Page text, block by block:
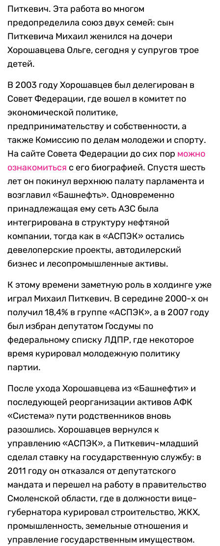
Питкевич. Эта работа во многом
предопределила союз двух семей: сын
Питкевича Михаил женился на дочери
Хорошавцева Ольге, сегодня у супругов трое
детей.
В 2003 году Хорошавцев был делегирован в
Совет Федерации, где вошел в комитет по
экономической политике,
предпринимательству и собственности, а
также Комиссию по делам молодежи и спорту.
На сайте Совета Федерации до сих пор можно
ознакомиться с его биографией. Спустя шесть
лет он покинул верхнюю палату парламента и
возглавил «Башнефть». Одновременно
принадлежащая ему сеть АЗС была
интегрирована в структуру нефтяной
компании, тогда как в «АСПЭК» остались
девелоперские проекты, автодилерский
бизнес и лесопромышленные активы.
К этому времени заметную роль в холдинге уже
играл Михаил Питкевич. В середине 2000-х он
получил 18,4% в группе «АСПЭК», а в 2007 году
был избран депутатом Госдумы по
федеральному списку ЛДПР, где некоторое
время курировал молодежную политику
партии.
После ухода Хорошавцева из «Башнефти» и
последующей реорганизации активов АФК
«Система» пути родственников вновь
разошлись. Хорошавцев вернулся к
управлению «АСПЭК», а Питкевич-младший
сделал ставку на государственную службу: в
2011 году он отказался от депутатского
мандата и перешел на работу в правительство
Смоленской области, где в должности вице-
губернатора курировал строительство, ЖКХ,
промышленность, земельные отношения и
управление государственным имуществом.